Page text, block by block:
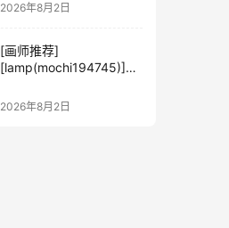
2026年8月2日
[画师推荐]
[lamp(mochi194745)]Pi
2026年8月2日